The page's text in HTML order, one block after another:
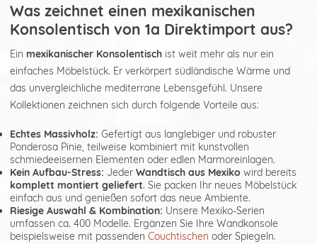
Was zeichnet einen mexikanischen
Konsolentisch von 1a Direktimport aus?
Ein mexikanischer Konsolentisch ist weit mehr als nur ein
einfaches Möbelstück. Er verkörpert südländische Wärme und
das unvergleichliche mediterrane Lebensgefühl. Unsere
Kollektionen zeichnen sich durch folgende Vorteile aus:
Echtes Massivholz: Gefertigt aus langlebiger und robuster
Ponderosa Pinie, teilweise kombiniert mit kunstvollen
schmiedeeisernen Elementen oder edlen Marmoreinlagen.
Kein Aufbau-Stress: Jeder Wandtisch aus Mexiko wird bereits
komplett montiert geliefert. Sie packen Ihr neues Möbelstück
einfach aus und genießen sofort das neue Ambiente.
Riesige Auswahl & Kombination: Unsere Mexiko-Serien
umfassen ca. 400 Modelle. Ergänzen Sie Ihre Wandkonsole
beispielsweise mit passenden Couchtischen oder Spiegeln.